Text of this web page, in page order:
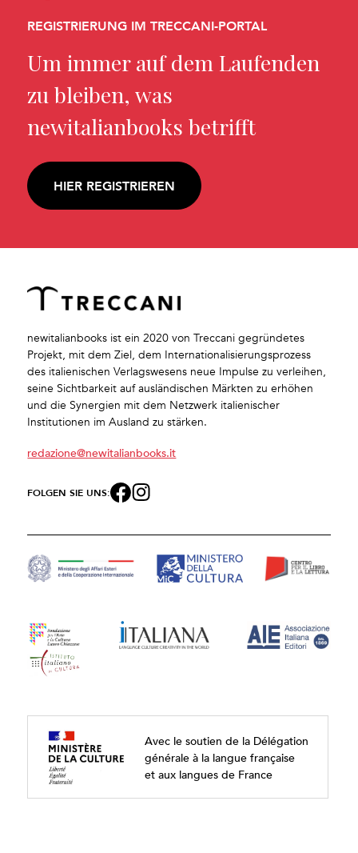
REGISTRIERUNG IM TRECCANI-PORTAL
Um immer auf dem Laufenden
zu bleiben, was
newitalianbooks betrifft
HIER REGISTRIEREN
newitalianbooks ist ein 2020 von Treccani gegründetes
Projekt, mit dem Ziel, dem Internationalisierungsprozess
des italienischen Verlagswesens neue Impulse zu verleihen,
seine Sichtbarkeit auf ausländischen Märkten zu erhöhen
und die Synergien mit dem Netzwerk italienischer
Institutionen im Ausland zu stärken.
redazione@newitalianbooks.it
FOLGEN SIE UNS:
Avec le soutien de la Délégation
générale à la langue française
et aux langues de France